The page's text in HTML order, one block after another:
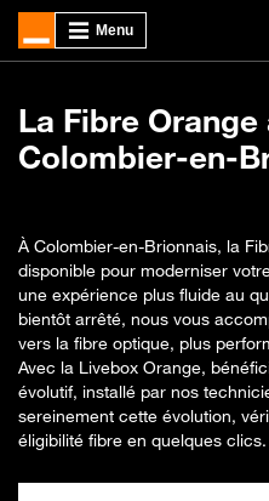
La Fibre Orange
Colombier-en-
À Colombier-en-Brionnais, la
disponible pour moderniser
une expérience plus fluide au
bientôt arrêté, nous vous
vers la fibre optique, plus
Avec la Livebox Orange,
évolutif, installé par nos
sereinement cette évolution,
éligibilité fibre en quelques clics.